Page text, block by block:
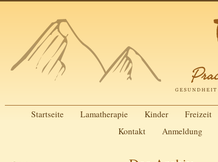
Startseite Lamatherapie Kinder
Freizeit
Kontakt
Anmeldung